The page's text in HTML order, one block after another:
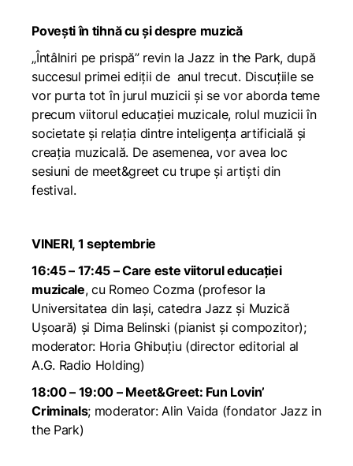
Povești în tihnă cu și despre muzică
„Întâlniri pe prispă” revin la Jazz in the Park, după
succesul primei ediții de anul trecut. Discuțiile se
vor purta tot în jurul muzicii și se vor aborda teme
precum viitorul educației muzicale, rolul muzicii în
societate și relația dintre inteligența artificială și
creația muzicală. De asemenea, vor avea loc
sesiuni de meet&greet cu trupe și artiști din
festival.
VINERI, 1 septembrie
16:45 – 17:45 – Care este viitorul educației
muzicale, cu Romeo Cozma (profesor la
Universitatea din Iași, catedra Jazz și Muzică
Ușoară) și Dima Belinski (pianist și compozitor);
moderator: Horia Ghibuțiu (director editorial al
A.G. Radio Holding)
18:00 – 19:00 – Meet&Greet: Fun Lovin’
Criminals; moderator: Alin Vaida (fondator Jazz in
the Park)